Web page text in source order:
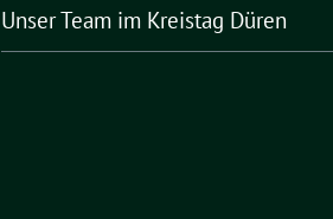
Unser Team im Kreistag Düren